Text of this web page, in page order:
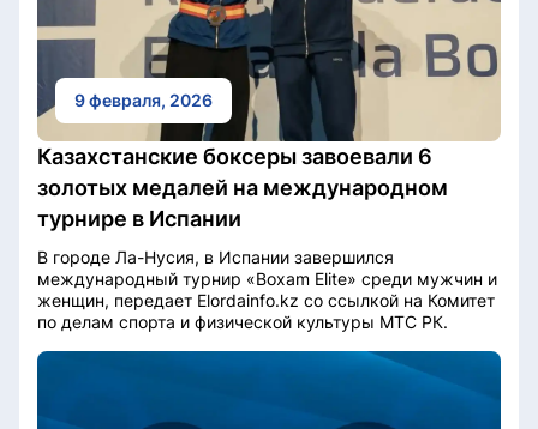
9 февраля, 2026
Казахстанские боксеры завоевали 6
золотых медалей на международном
турнире в Испании
В городе Ла-Нусия, в Испании завершился
международный турнир «Boxam Elite» среди мужчин и
женщин, передает Elordainfo.kz со ссылкой на Комитет
по делам спорта и физической культуры МТС РК.